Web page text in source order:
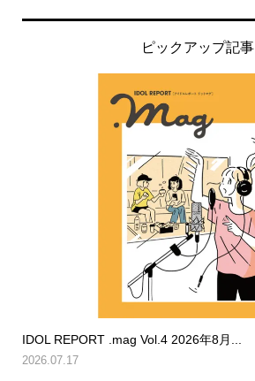
ピックアップ記事
IDOL REPORT .mag Vol.4 2026年8月...
2026.07.17